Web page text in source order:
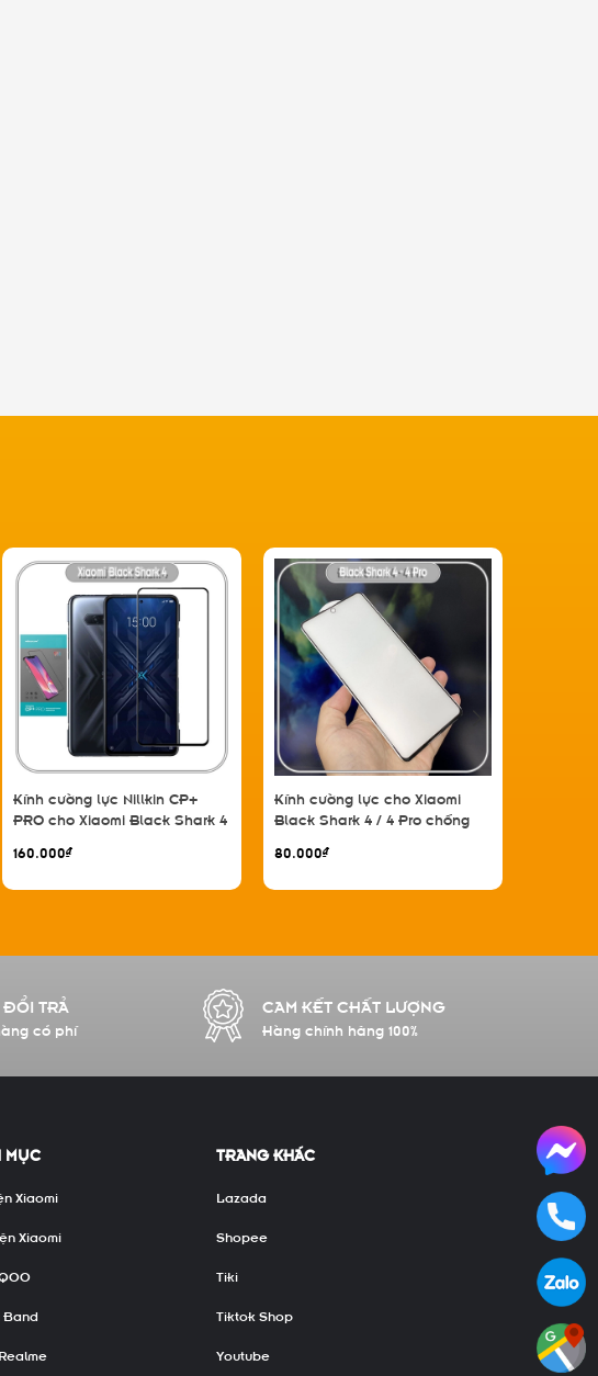
Kính cường lực Nillkin CP+
PRO cho Xiaomi Black Shark 4
160.000₫
Kính cường lực cho Xiaomi
Black Shark 4 / 4 Pro chống
80.000₫
TRẢ
có phí
CAM KẾT CHẤT LƯỢNG
Hàng chính hãng 100%
MỤC
Xiaomi
Xiaomi
Band
TRANG KHÁC
Lazada
Shopee
Tiki
Tiktok Shop
Youtube